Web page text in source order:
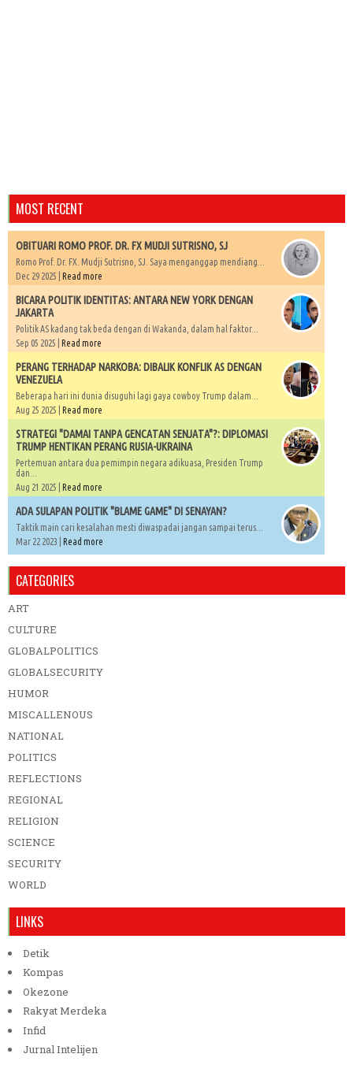
MOST RECENT
OBITUARI ROMO PROF. DR. FX MUDJI SUTRISNO, SJ
Romo Prof. Dr. FX. Mudji Sutrisno, SJ. Saya menganggap mendiang...
Dec 29 2025 | Read more
BICARA POLITIK IDENTITAS: ANTARA NEW YORK DENGAN
JAKARTA
Politik AS kadang tak beda dengan di Wakanda, dalam hal faktor...
Sep 05 2025 | Read more
PERANG TERHADAP NARKOBA: DIBALIK KONFLIK AS DENGAN
VENEZUELA
Beberapa hari ini dunia disuguhi lagi gaya cowboy Trump dalam...
Aug 25 2025 | Read more
STRATEGI "DAMAI TANPA GENCATAN SENJATA"?: DIPLOMASI
TRUMP HENTIKAN PERANG RUSIA-UKRAINA
Pertemuan antara dua pemimpin negara adikuasa, Presiden Trump
dan...
Aug 21 2025 | Read more
ADA SULAPAN POLITIK "BLAME GAME" DI SENAYAN?
Taktik main cari kesalahan mesti diwaspadai jangan sampai terus...
Mar 22 2023 | Read more
CATEGORIES
ART
CULTURE
GLOBALPOLITICS
GLOBALSECURITY
HUMOR
MISCALLENOUS
NATIONAL
POLITICS
REFLECTIONS
REGIONAL
RELIGION
SCIENCE
SECURITY
WORLD
LINKS
Detik
Kompas
Okezone
Rakyat Merdeka
Infid
Jurnal Intelijen